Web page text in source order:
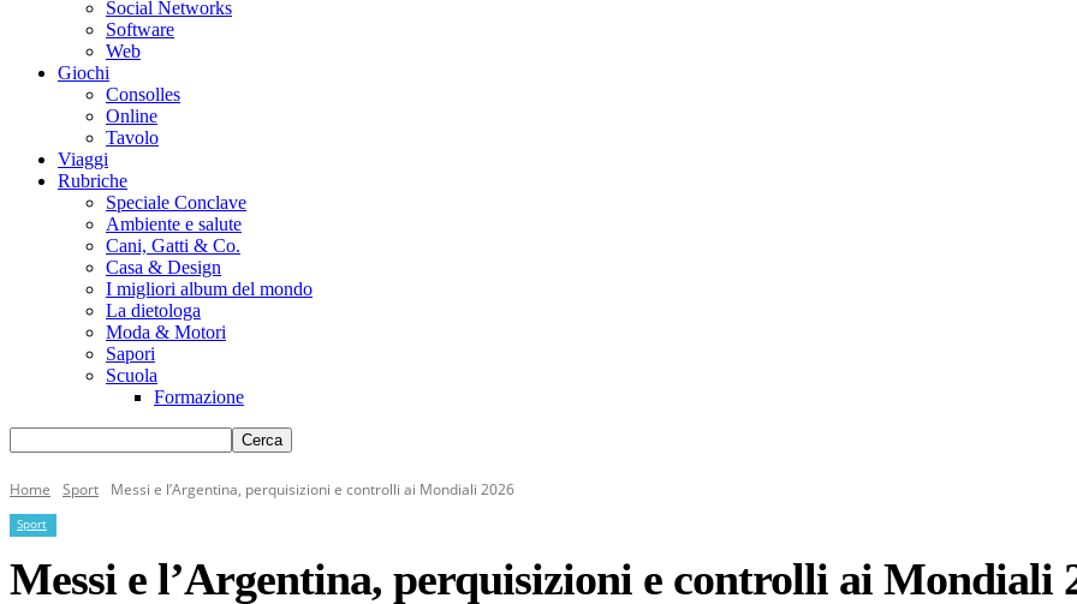
Social Networks
Software
Web
Giochi
Consolles
Online
Tavolo
Viaggi
Rubriche
Speciale Conclave
Ambiente e salute
Cani, Gatti & Co.
Casa & Design
I migliori album del mondo
La dietologa
Moda & Motori
Sapori
Scuola
Formazione
Home Sport Messi e l’Argentina, perquisizioni e controlli ai Mondiali 2026
Sport
Messi e l’Argentina, perquisizioni e controlli ai Mondiali